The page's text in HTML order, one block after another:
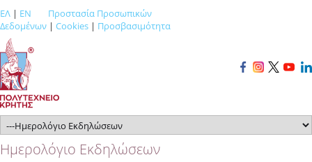
ΕΛ | EN
Προστασία Προσωπικών
Δεδομένων | Cookies | Προσβασιμότητα
Ημερολόγιο Εκδηλώσεων